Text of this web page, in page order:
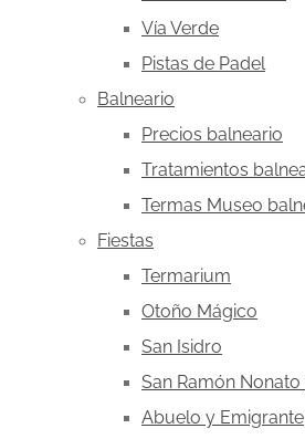
Vía Verde
Pistas de Padel
Balneario
Precios balneario
Tratamientos
Termas Museo
Fiestas
Termarium
Otoño Mágico
San Isidro
San Ramón
Abuelo y Emigrante